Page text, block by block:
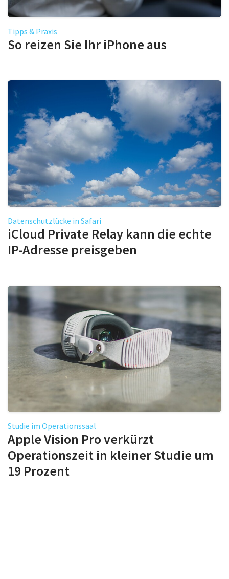
Tipps & Praxis
So reizen Sie Ihr iPhone aus
Datenschutzlücke in Safari
iCloud Private Relay kann die echte
IP-Adresse preisgeben
Studie im Operationssaal
Apple Vision Pro verkürzt
Operationszeit in kleiner Studie um
19 Prozent